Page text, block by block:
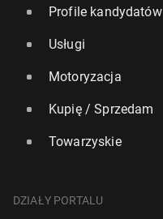
Profile kandydatów
Usługi
Motoryzacja
Kupię / Sprzedam
Towarzyskie
DZIAŁY PORTALU